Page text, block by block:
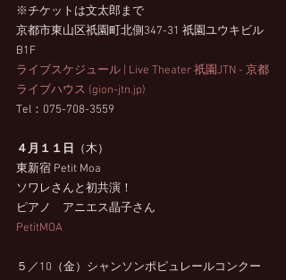
※チケットは文太郎まで
京都市東山区祇園町北側347-31 祇園ユウキビル
B1F
ライブスケジュール | Live Theater 祇園JTN - 京都
ライブハウス (gion-jtn.jp)
Tel：075-708-3559
４月１１日
（木）
東新宿 Petit Moa
ソワレさんと初共演！
ピアノ　アニエス晶子さん
PetitMOA
５／10（金）シャンソンポピュレールコンクー